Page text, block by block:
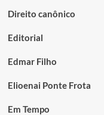
Direito canônico
Editorial
Edmar Filho
Elioenai Ponte Frota
Em Tempo